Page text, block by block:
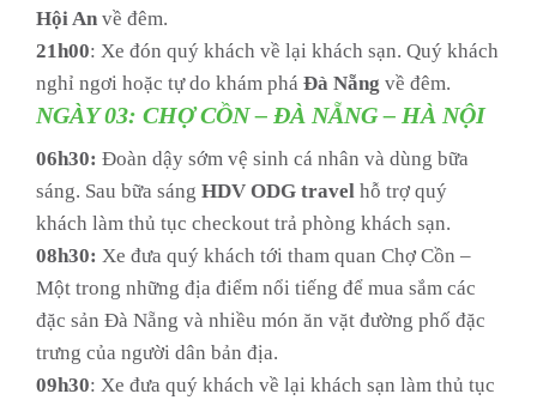
Hội An về đêm.
21h00: Xe đón quý khách về lại khách sạn. Quý khách
nghỉ ngơi hoặc tự do khám phá Đà Nẵng về đêm.
NGÀY 03: CHỢ CỒN – ĐÀ NẴNG – HÀ NỘI
06h30: Đoàn dậy sớm vệ sinh cá nhân và dùng bữa
sáng. Sau bữa sáng HDV ODG travel hỗ trợ quý
khách làm thủ tục checkout trả phòng khách sạn.
08h30: Xe đưa quý khách tới tham quan Chợ Cồn –
Một trong những địa điểm nổi tiếng để mua sắm các
đặc sản Đà Nẵng và nhiều món ăn vặt đường phố đặc
trưng của người dân bản địa.
09h30: Xe đưa quý khách về lại khách sạn làm thủ tục